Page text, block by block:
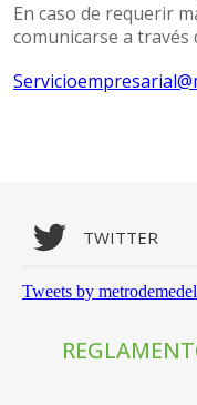
En caso de requerir
comunicarse a
TWITTER
Tweets by